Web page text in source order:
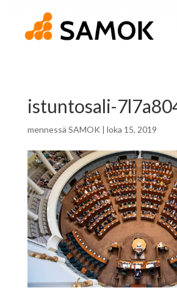
istuntosali-
mennessä SAMOK | loka 15, 2019